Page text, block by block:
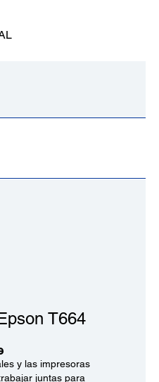
T664
y las impresoras
juntas para